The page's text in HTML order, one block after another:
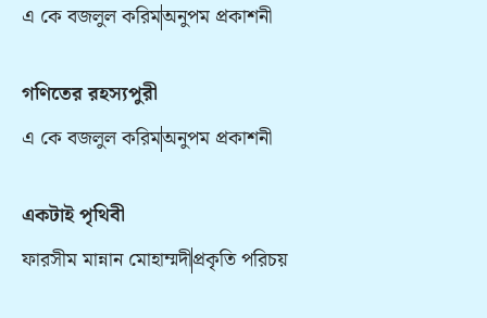
এ কে বজলুল করিমঅনুপম প্রকাশনী
গণিতের রহস্যপুরী
এ কে বজলুল করিমঅনুপম প্রকাশনী
একটাই পৃথিবী
ফারসীম মান্নান মোহাম্মদীপ্রকৃতি পরিচয়